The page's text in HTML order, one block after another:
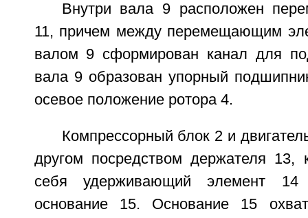
Внутри вала 9 расположен
11, причем между перемещающим
валом 9 сформирован канал для
вала 9 образован упорный
осевое положение ротора 4.
Компрессорный блок 2 и
другом посредством держателя 13,
себя удерживающий элемент 14
основание 15. Основание 15